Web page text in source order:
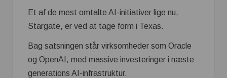
Et af de mest omtalte AI-initiativer lige nu,
Stargate, er ved at tage form i Texas.
Bag satsningen står virksomheder som Oracle
og OpenAI, med massive investeringer i næste
generations AI-infrastruktur.